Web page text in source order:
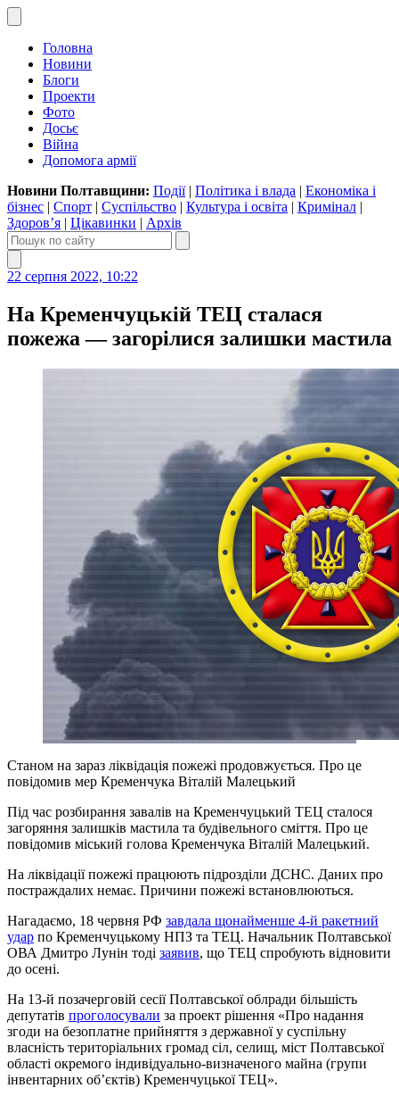
Головна
Новини
Блоги
Проекти
Фото
Досьє
Війна
Допомога армії
Новини Полтавщини: Події| Політика і влада | Економіка і
бізнес | Спорт | Суспільство | Культура і освіта | Кримінал |
Здоров’я | Цікавинки | Архів
22 серпня 2022, 10:22
На Кременчуцькій ТЕЦ сталася
пожежа — загорілися залишки мастила
Станом на зараз ліквідація пожежі продовжується. Про це
повідомив мер Кременчука Віталій Малецький
Під час розбирання завалів на Кременчуцький ТЕЦ сталося
загоряння залишків мастила та будівельного сміття. Про це
повідомив міський голова Кременчука Віталій Малецький.
На ліквідації пожежі працюють підрозділи ДСНС. Даних про
постраждалих немає. Причини пожежі встановлюються.
Нагадаємо, 18 червня РФ завдала щонайменше 4-й ракетний
удар по Кременчуцькому НПЗ та ТЕЦ. Начальник Полтавської
ОВА Дмитро Лунін тоді заявив, що ТЕЦ спробують відновити
до осені.
На 13-й позачерговій сесії Полтавської облради більшість
депутатів проголосували за проект рішення «Про надання
згоди на безоплатне прийняття з державної у суспільну
власність територіальних громад сіл, селищ, міст Полтавської
області окремого індивідуально-визначеного майна (групи
інвентарних об’єктів) Кременчуцької ТЕЦ».